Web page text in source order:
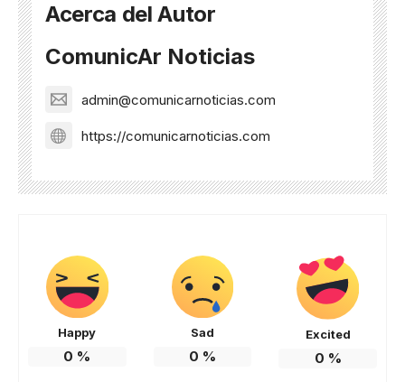
Acerca del Autor
ComunicAr Noticias
admin@comunicarnoticias.com
https://comunicarnoticias.com
Happy
0 %
Sad
0 %
Excited
0 %